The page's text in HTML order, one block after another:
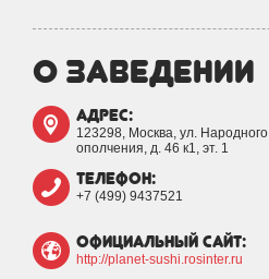
о заведении
адрес:
123298, Москва, ул. Народного
ополчения, д. 46 к1, эт. 1
телефон:
+7 (499) 9437521
официальный сайт:
http://planet-sushi.rosinter.ru